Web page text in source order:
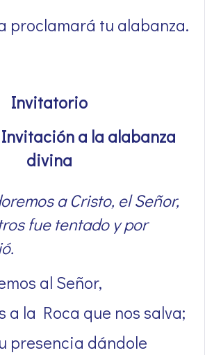
proclamará tu alabanza.
Invitatorio
a la alabanza
divina
a Cristo, el Señor,
fue tentado y por
al Señor,
a la Roca que nos salva;
presencia dándole